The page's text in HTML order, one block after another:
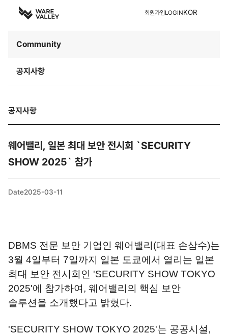
회원가입LOGINKOR
Community
공지사항
공지사항
웨어밸리, 일본 최대 보안 전시회 `SECURITY
SHOW 2025` 참가
Date2025-03-11
DBMS 전문 보안 기업인 웨어밸리(대표 손삼수)는
3월 4일부터 7일까지 일본 도쿄에서 열리는 일본
최대 보안 전시회인 'SECURITY SHOW TOKYO
2025'에 참가하여, 웨어밸리의 핵심 보안
솔루션을 소개했다고 밝혔다.
'SECURITY SHOW TOKYO 2025'는 공공시설,